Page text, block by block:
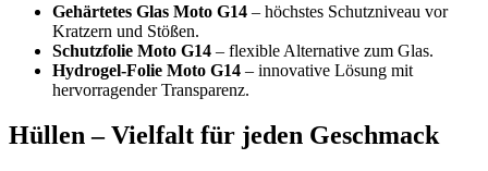
Gehärtetes Glas Moto G14 – höchstes Schutzniveau vor
Kratzern und Stößen.
Schutzfolie Moto G14 – flexible Alternative zum Glas.
Hydrogel-Folie Moto G14 – innovative Lösung mit
hervorragender Transparenz.
Hüllen – Vielfalt für jeden Geschmack